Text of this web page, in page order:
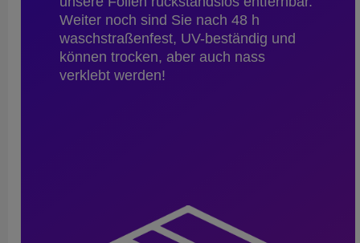
Weiter noch sind Sie nach 48 h
waschstraßenfest, UV-beständig und
können trocken, aber auch nass
verklebt werden!